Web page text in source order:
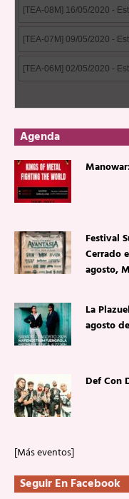
Agenda
Festival
Cerrado
agosto,
La
agosto
Def Con
[Más eventos]
Seguir En Facebook